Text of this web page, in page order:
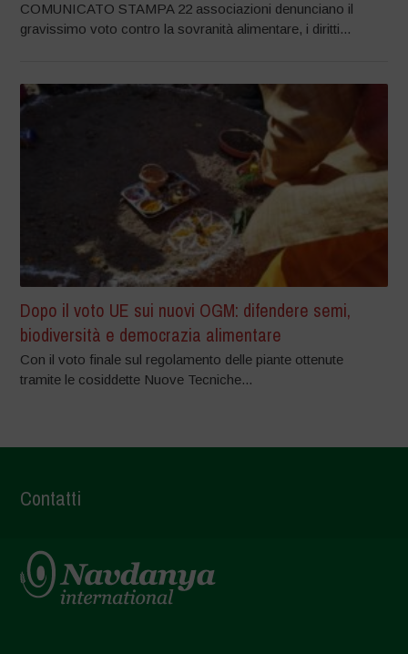
COMUNICATO STAMPA 22 associazioni denunciano il
gravissimo voto contro la sovranità alimentare, i diritti...
Dopo il voto UE sui nuovi OGM: difendere semi,
biodiversità e democrazia alimentare
Con il voto finale sul regolamento delle piante ottenute
tramite le cosiddette Nuove Tecniche...
Contatti